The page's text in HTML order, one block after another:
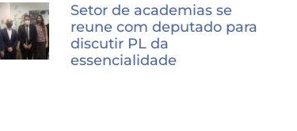
Setor de academias se
reune com deputado para
discutir PL da
essencialidade